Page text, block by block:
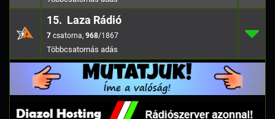
15.
15. Laza Rádió
7 , 968/1867 968 /1867